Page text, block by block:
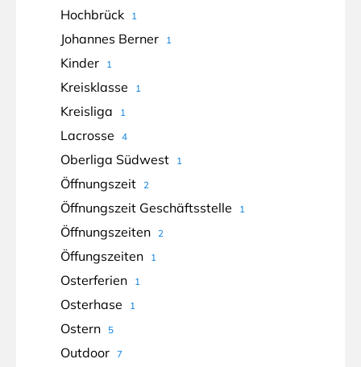
Hochbrück 1
Johannes Berner 1
Kinder 1
Kreisklasse 1
Kreisliga 1
Lacrosse 4
Oberliga Südwest 1
Öffnungszeit 2
Öffnungszeit Geschäftsstelle 1
Öffnungszeiten 2
Öffungszeiten 1
Osterferien 1
Osterhase 1
Ostern 5
Outdoor 7